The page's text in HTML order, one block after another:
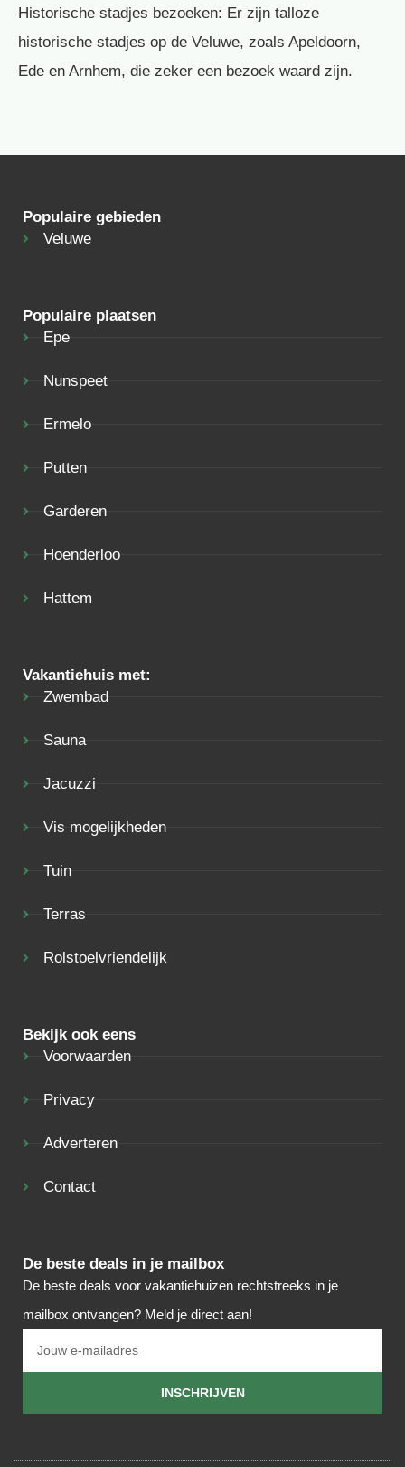
Historische stadjes bezoeken: Er zijn talloze
historische stadjes op de Veluwe, zoals Apeldoorn,
Ede en Arnhem, die zeker een bezoek waard zijn.
Populaire gebieden
Veluwe
Populaire plaatsen
Epe
Nunspeet
Ermelo
Putten
Garderen
Hoenderloo
Hattem
Vakantiehuis met:
Zwembad
Sauna
Jacuzzi
Vis mogelijkheden
Tuin
Terras
Rolstoelvriendelijk
Bekijk ook eens
Voorwaarden
Privacy
Adverteren
Contact
De beste deals in je mailbox
De beste deals voor vakantiehuizen rechtstreeks in je
mailbox ontvangen? Meld je direct aan!
INSCHRIJVEN